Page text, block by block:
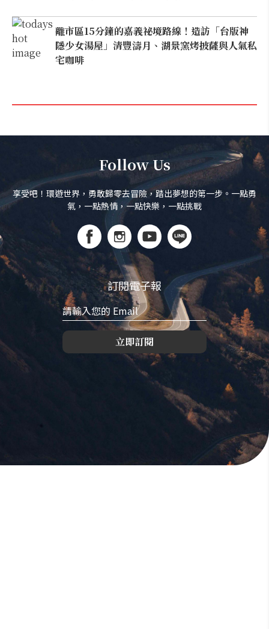
離市區15分鐘的嘉義祕境路線！造訪「台版神
隱少女湯屋」清豐濤月、湖景窯烤披薩與人氣私
宅咖啡
Follow Us
享受吧！環遊世界，勇敢歸零去冒險，踏出夢想的第一步。一點勇
氣，一點熱情，一點快樂，一點挑戰
訂閱電子報
立即訂閱